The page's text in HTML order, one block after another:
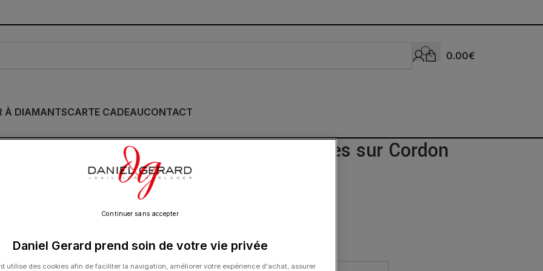
0.00€
À DIAMANTSCARTE CADEAUCONTACT
Bracelets Dinh Van Menottes sur Cordon
XS Diamants Or Jaune
Daniel Gerard prend soin de votre vie privée
utilise des cookies afin de faciliter la navigation, améliorer votre expérience d'achat, assurer
Continuer sans accepter